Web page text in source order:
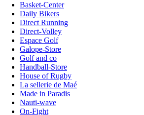
Basket-Center
Daily Bikers
Direct Running
Direct-Volley
Espace Golf
Galope-Store
Golf and co
Handball-Store
House of Rugby
La sellerie de Maé
Made in Paradis
Nauti-wave
On-Fight